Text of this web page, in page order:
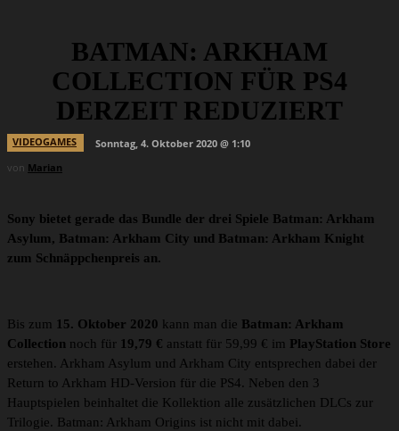
BATMAN: ARKHAM
COLLECTION FÜR PS4
DERZEIT REDUZIERT
VIDEOGAMES
Sonntag, 4. Oktober 2020 @ 1:10
von Marian
Sony bietet gerade das Bundle der drei Spiele Batman: Arkham
Asylum, Batman: Arkham City und Batman: Arkham Knight
zum Schnäppchenpreis an.
Bis zum 15. Oktober 2020 kann man die Batman: Arkham
Collection noch für 19,79 € anstatt für 59,99 € im PlayStation Store
erstehen. Arkham Asylum und Arkham City entsprechen dabei der
Return to Arkham HD-Version für die PS4. Neben den 3
Hauptspielen beinhaltet die Kollektion alle zusätzlichen DLCs zur
Trilogie. Batman: Arkham Origins ist nicht mit dabei.